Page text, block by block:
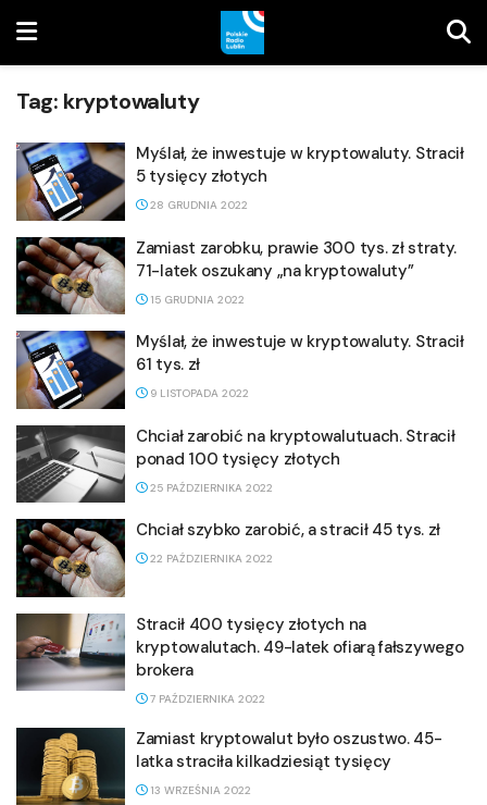
Tag: kryptowaluty
Myślał, że inwestuje w kryptowaluty. Stracił
5 tysięcy złotych
28 GRUDNIA 2022
Zamiast zarobku, prawie 300 tys. zł straty.
71-latek oszukany „na kryptowaluty”
15 GRUDNIA 2022
Myślał, że inwestuje w kryptowaluty. Stracił
61 tys. zł
9 LISTOPADA 2022
Chciał zarobić na kryptowalutuach. Stracił
ponad 100 tysięcy złotych
25 PAŹDZIERNIKA 2022
Chciał szybko zarobić, a stracił 45 tys. zł
22 PAŹDZIERNIKA 2022
Stracił 400 tysięcy złotych na
kryptowalutach. 49-latek ofiarą fałszywego
brokera
7 PAŹDZIERNIKA 2022
Zamiast kryptowalut było oszustwo. 45-
latka straciła kilkadziesiąt tysięcy
13 WRZEŚNIA 2022